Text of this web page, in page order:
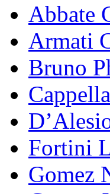
Abbate
Armati
Bruno
Fortini
Gomez